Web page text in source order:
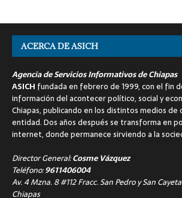
ACERCA DE ASICH
Agencia de Servicios Informativos de Chiapas
ASICH fundada en febrero de 1999, con el fin
información del acontecer político, social y
Chiapas, publicando en los distintos medios de
entidad. Dos años después se transforma en
internet, donde permanece sirviendo a la
Director General:Cosme Vázquez
Teléfono:9611406004
Av. 4 Mzna. 8 #112 Fracc. San Pedro y San
Chiapas